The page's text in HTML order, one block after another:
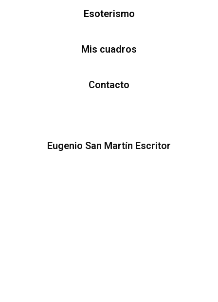
Esoterismo
Mis cuadros
Contacto
Eugenio San Martín Escritor